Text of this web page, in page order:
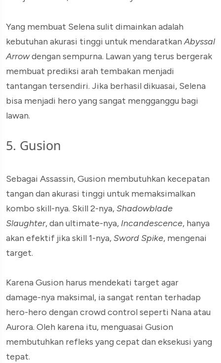
Yang membuat Selena sulit dimainkan adalah
kebutuhan akurasi tinggi untuk mendaratkanAbyssal
Arrowdengan sempurna. Lawan yang terus bergerak
membuat prediksi arah tembakan menjadi
tantangan tersendiri. Jika berhasil dikuasai, Selena
bisa menjadi hero yang sangat mengganggu bagi
lawan.
5. Gusion
Sebagai Assassin, Gusion membutuhkan kecepatan
tangan dan akurasi tinggi untuk memaksimalkan
kombo skill-nya. Skill 2-nya,Shadowblade
Slaughter, dan ultimate-nya, Incandescence, hanya
akan efektif jika skill 1-nya,Sword Spike, mengenai
target.
Karena Gusion harus mendekati target agar
damage-nya maksimal, ia sangat rentan terhadap
hero-hero dengan crowd control seperti Nana atau
Aurora. Oleh karena itu, menguasai Gusion
membutuhkan refleks yang cepat dan eksekusi yang
tepat.